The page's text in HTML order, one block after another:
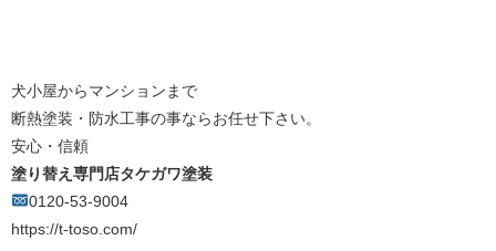
犬小屋からマンションまで
断熱塗装・防水工事の事ならお任せ下さい。
安心・信頼
塗り替え専門店タケガワ塗装
0120-53-9004
https://t-toso.com/